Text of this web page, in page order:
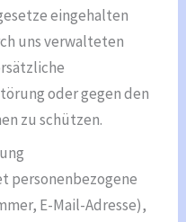
eingehalten
uns verwalteten
oder gegen den
zu schützen.
personenbezogene
E-Mail-Adresse),